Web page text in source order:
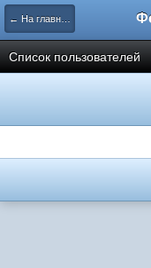
← На главную
Список пользователей